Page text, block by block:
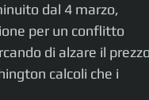
dal 4 marzo,
per un conflitto
di alzare il prezzo
calcoli che i